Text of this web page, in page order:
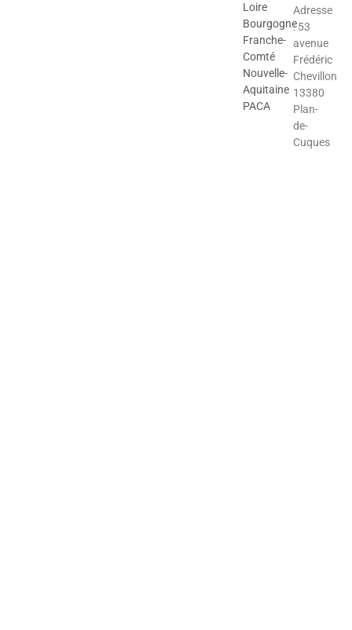
Loire
Bourgogne
Franche-
Comté
Nouvelle-
Aquitaine
PACA
Adresse
: 53
avenue
Frédéric
Chevillon
13380
Plan-
de-
Cuques